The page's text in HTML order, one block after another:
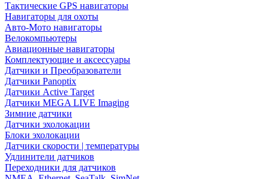
Тактические GPS навигаторы
Навигаторы для охоты
Авто-Мото навигаторы
Велокомпьютеры
Авиационные навигаторы
Комплектующие и аксессуары
Датчики и Преобразователи
Датчики Panoptix
Датчики Active Target
Датчики MEGA LIVE Imaging
Зимние датчики
Датчики эхолокации
Блоки эхолокации
Датчики скорости | температуры
Удлинители датчиков
Переходники для датчиков